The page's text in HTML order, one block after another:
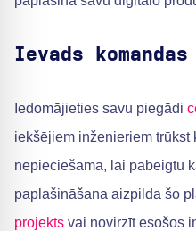
Ievads
Iedomājieties savu piegādi
iekšējiem inženieriem trūkst
nepieciešama, lai pabeigtu
paplašināšana aizpilda šo
projekts vai novirzīt esošos